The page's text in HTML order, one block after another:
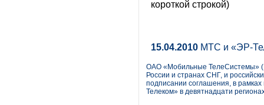
короткой строкой)
15.04.2010 МТС и «ЭР-
ОАО «Мобильные ТелеСистемы»
России и странах СНГ, и
подписании соглашения, в
Телеком» в девятнадцати